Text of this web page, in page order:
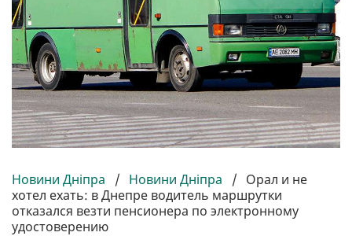
Новини Дніпра / Новини Дніпра / Орал и не
хотел ехать: в Днепре водитель маршрутки
отказался везти пенсионера по электронному
удостоверению